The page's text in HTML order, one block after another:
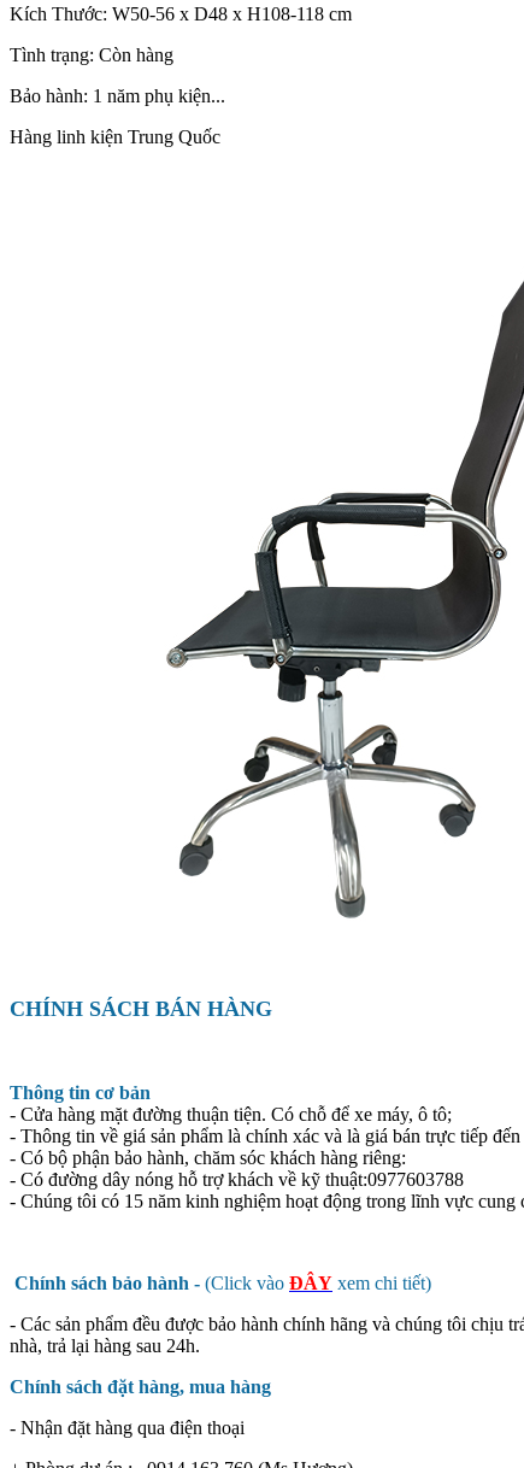
Kích Thước: W50-56 x D48 x H108-118 cm
Tình trạng: Còn hàng
Bảo hành: 1 năm phụ kiện...
Hàng linh kiện Trung Quốc
CHÍNH SÁCH BÁN HÀNG
Thông tin cơ bản
- Cửa hàng mặt đường thuận tiện. Có chỗ để xe máy, ô tô;
- Thông tin về giá sản phẩm là chính xác và là giá bán trực tiếp
- Có bộ phận bảo hành, chăm sóc khách hàng riêng:
- Có đường dây nóng hỗ trợ khách về kỹ thuật:0977603788
- Chúng tôi có 15 năm kinh nghiệm hoạt động trong lĩnh vực cung
Chính sách bảo hành - (Click vào ĐÂY xem chi tiết)
- Các sản phẩm đều được bảo hành chính hãng và chúng tôi chịu
nhà, trả lại hàng sau 24h.
Chính sách đặt hàng, mua hàng
- Nhận đặt hàng qua điện thoại